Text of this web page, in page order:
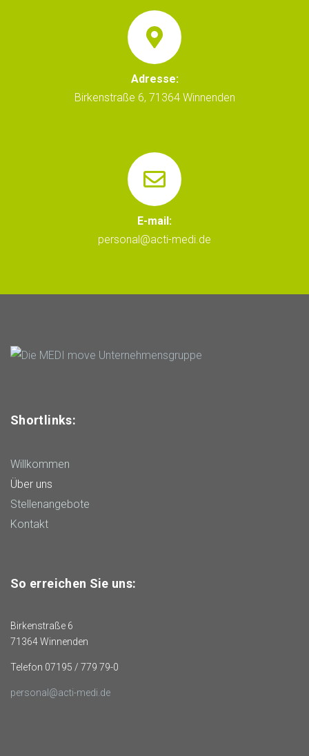
Adresse:
Birkenstraße 6, 71364 Winnenden
E-mail:
personal@acti-medi.de
Shortlinks:
Willkommen
Über uns
Stellenangebote
Kontakt
So erreichen Sie uns:
Birkenstraße 6
71364 Winnenden
Telefon 07195 / 779 79-0
personal@acti-medi.de